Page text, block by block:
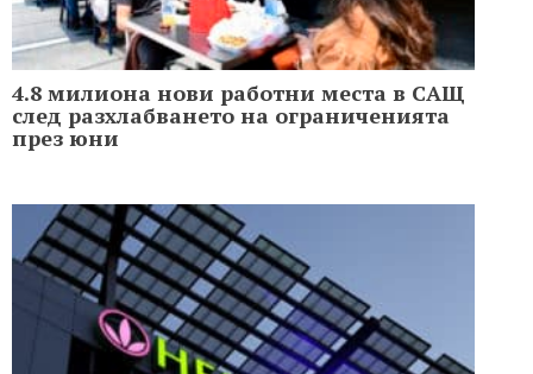
4.8 милиона нови работни места в САЩ
след разхлабването на ограниченията
през юни